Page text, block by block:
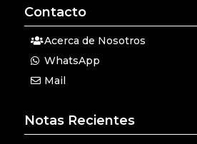
Contacto
Acerca de Nosotros
WhatsApp
Mail
Notas Recientes